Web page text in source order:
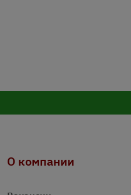
О компании